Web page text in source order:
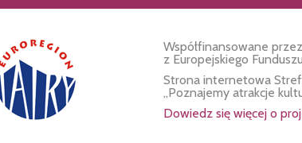
Współfinansowane
z Europejskiego
Strona internetowa
„Poznajemy atrakcje
Dowiedz się więcej o